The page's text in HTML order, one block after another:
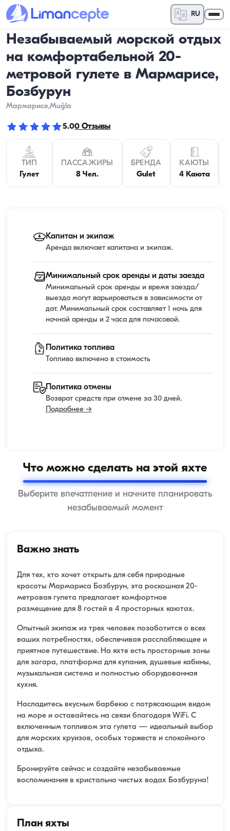
RU
Незабываемый морской отдых
на комфортабельной 20-
метровой гулете в Мармарисе,
Бозбурун
Мармарисе,Muğla
5.00 Отзывы
ТИП
Гулет
ПАССАЖИРЫ
8 Чел.
БРЕНДА
Gulet
КАЮТЫ
4 Каюта
Капитан и экипаж
Аренда включает капитана и экипаж.
Минимальный срок аренды и даты заезда
Минимальный срок аренды и время заезда/
выезда могут варьироваться в зависимости от
дат. Минимальный срок составляет 1 ночь для
ночной аренды и 2 часа для почасовой.
Политика топлива
Топливо включено в стоимость
Политика отмены
Возврат средств при отмене за 30 дней.
Подробнее →
Что можно сделать на этой яхте
Выберите впечатление и начните планировать
незабываемый момент
Важно знать
Для тех, кто хочет открыть для себя природные
красоты Мармариса Бозбурун, эта роскошная 20-
метровая гулета предлагает комфортное
размещение для 8 гостей в 4 просторных каютах.
Опытный экипаж из трех человек позаботится о всех
ваших потребностях, обеспечивая расслабляющее и
приятное путешествие. На яхте есть просторные зоны
для загара, платформа для купания, душевые кабины,
музыкальная система и полностью оборудованная
кухня.
Насладитесь вкусным барбекю с потрясающим видом
на море и оставайтесь на связи благодаря WiFi. С
включенным топливом эта гулета — идеальный выбор
для морских круизов, особых торжеств и спокойного
отдыха.
Бронируйте сейчас и создайте незабываемые
воспоминания в кристально чистых водах Бозбуруна!
План яхты